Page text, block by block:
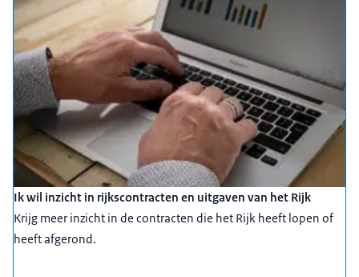
Ik wil inzicht in rijkscontracten en uitgaven van het Rijk
Krijg meer inzicht in de contracten die het Rijk heeft lopen of
heeft afgerond.